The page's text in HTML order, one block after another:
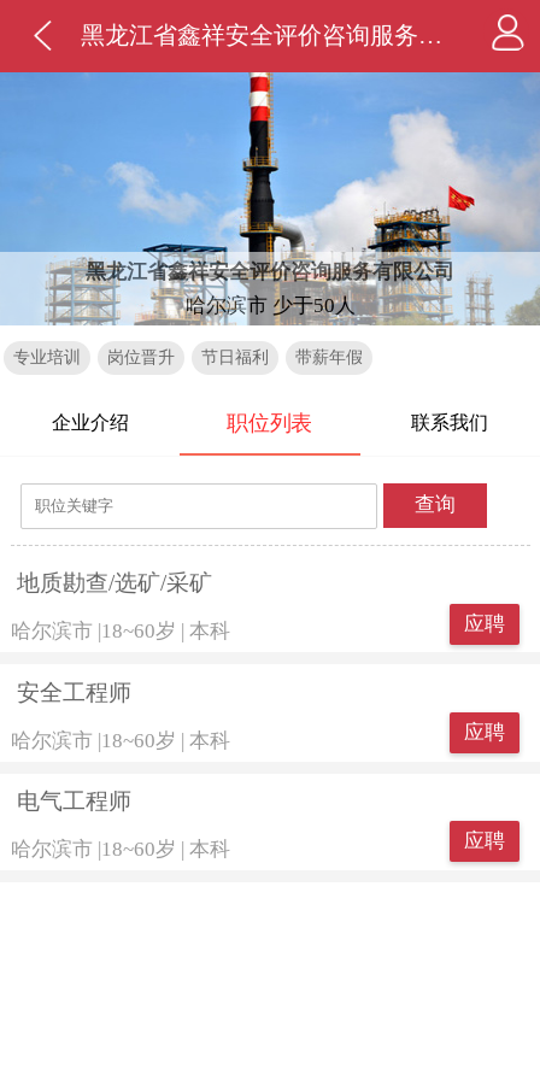
黑龙江省鑫祥安全评价咨询服务有限公司
黑龙江省鑫祥安全评价咨询服务有限公司
哈尔滨市 少于50人
专业培训 岗位晋升 节日福利 带薪年假
企业介绍 职位列表 联系我们
查询
地质勘查/选矿/采矿
哈尔滨市 18~60岁 本科 应聘
安全工程师
哈尔滨市 |18~60岁 | 本科 应聘
电气工程师
哈尔滨市 18~60岁 本科 应聘